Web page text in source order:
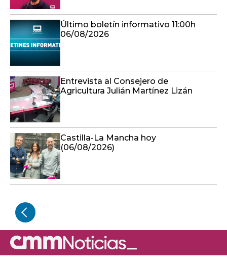
Último boletín informativo 11:00h
06/08/2026
Entrevista al Consejero de
Agricultura Julián Martínez Lizán
Castilla-La Mancha hoy
(06/08/2026)